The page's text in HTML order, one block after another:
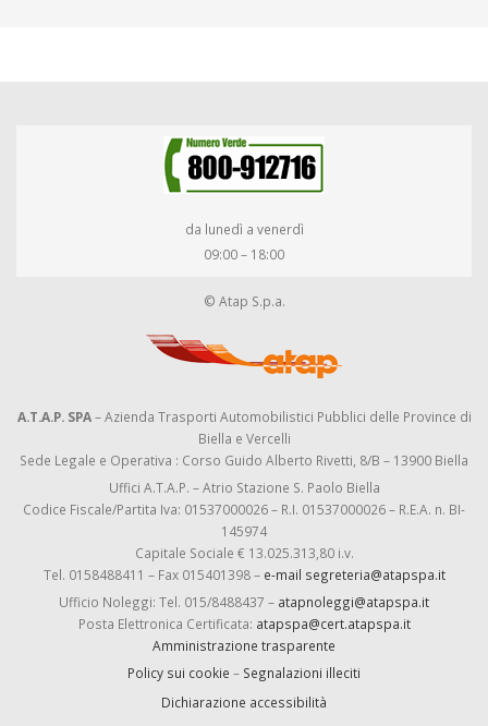
da lunedì a venerdì
09:00 – 18:00
© Atap S.p.a.
A.T.A.P. SPA– Azienda Trasporti Automobilistici Pubblici delle Province di
Biella e Vercelli
Sede Legale e Operativa : Corso Guido Alberto Rivetti, 8/B – 13900 Biella
Uffici A.T.A.P. – Atrio Stazione S. Paolo Biella
Codice Fiscale/Partita Iva: 01537000026 – R.I. 01537000026 – R.E.A. n. BI-
145974
Capitale Sociale € 13.025.313,80 i.v.
Tel. 0158488411 – Fax 015401398 – e-mail segreteria@atapspa.it
Ufficio Noleggi: Tel. 015/8488437 – atapnoleggi@atapspa.it
Posta Elettronica Certificata: atapspa@cert.atapspa.it
Amministrazione trasparente
Policy sui cookie – Segnalazioni illeciti
Dichiarazione accessibilità